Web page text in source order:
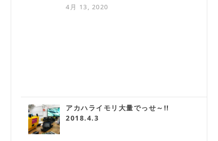
4月 13, 2020
アカハライモリ大量でっせ～!!
2018.4.3